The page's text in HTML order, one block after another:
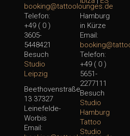
booking@tattoolounges.de
Telefon:
+49 ( 0 )
3605-
5448421
Besuch
Studio
Leipzig
Beethovenstraße
13 37327
Leinefelde-
Worbis
Email:
Hamburg
in Kürze
Email:
Telefon:
+49 ( 0 )
5651-
2277111
Besuch
Studio
Hamburg
Tattoo
Studio